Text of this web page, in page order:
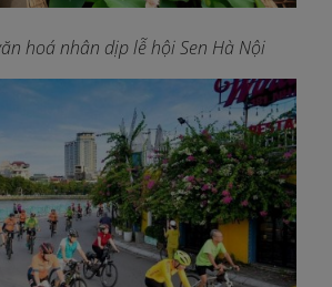
hoá nhân dịp lễ hội Sen Hà Nội